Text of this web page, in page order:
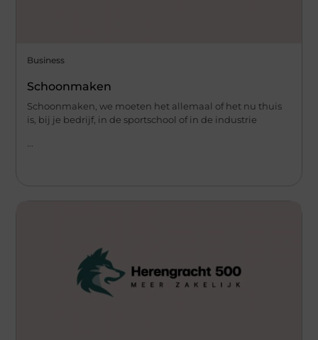
Business
Schoonmaken
Schoonmaken, we moeten het allemaal of het nu thuis
is, bij je bedrijf, in de sportschool of in de industrie